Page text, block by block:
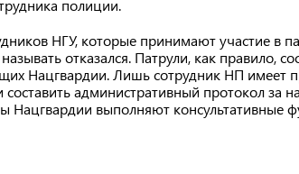
полиции.
НГУ, которые принимают участие в
отказался. Патрули, как правило,
Нацгвардии. Лишь сотрудник НП имеет
составить административный протокол за
Нацгвардии выполняют консультативные